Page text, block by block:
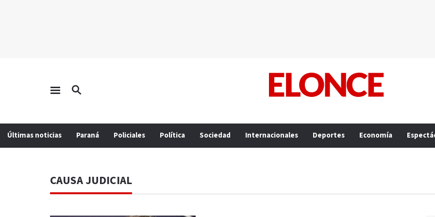
Últimas noticias Paraná Policiales Política Sociedad Internacionales Deportes Economía
CAUSA JUDICIAL